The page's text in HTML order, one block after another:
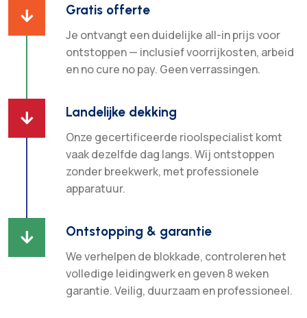
 Gratis offerte
Je ontvangt een duidelijke all-in prijs voor
ontstoppen — inclusief voorrijkosten, arbeid
en no cure no pay. Geen verrassingen.
 Landelijke dekking
Onze gecertificeerde rioolspecialist komt
vaak dezelfde dag langs. Wij ontstoppen
zonder breekwerk, met professionele
apparatuur.
 Ontstopping & garantie
We verhelpen de blokkade, controleren het
volledige leidingwerk en geven 8 weken
garantie. Veilig, duurzaam en professioneel.